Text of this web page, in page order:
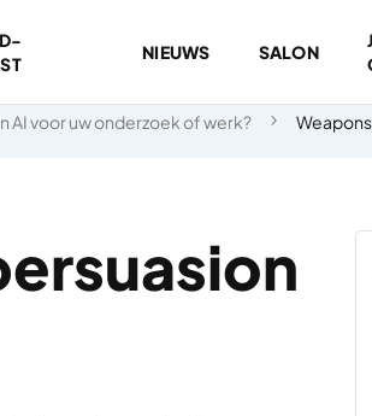
NIEUWS SALON
AI voor uw onderzoek of werk?